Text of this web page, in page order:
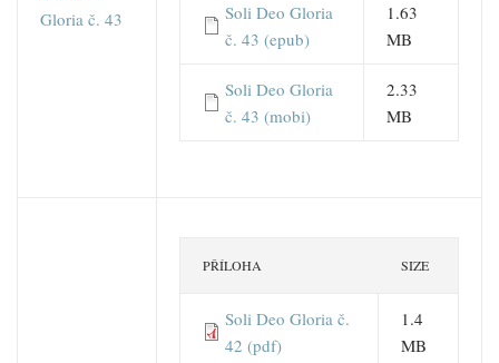
Gloria č. 43
Soli Deo Gloria
č. 43 (epub)
1.63
MB
Soli Deo Gloria
č. 43 (mobi)
2.33
MB
PŘÍLOHA SIZE
Soli Deo Gloria č.
42 (pdf)
1.4
MB